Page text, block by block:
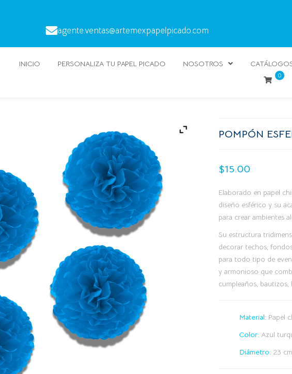
agente.ventas@artemexpapelpicado.com
INICIO PERSONALIZA TU PAPEL PICADO NOSOTROS
0
POMPÓN
$15.00
Elaborado en papel
diseño esférico y su
para crear ambientes
Su estructura
decorar techos,
para todo tipo de
y armonioso que
cumpleaños, bautizos,
Material:Papel
Color: Azul
Diámetro:23 cm